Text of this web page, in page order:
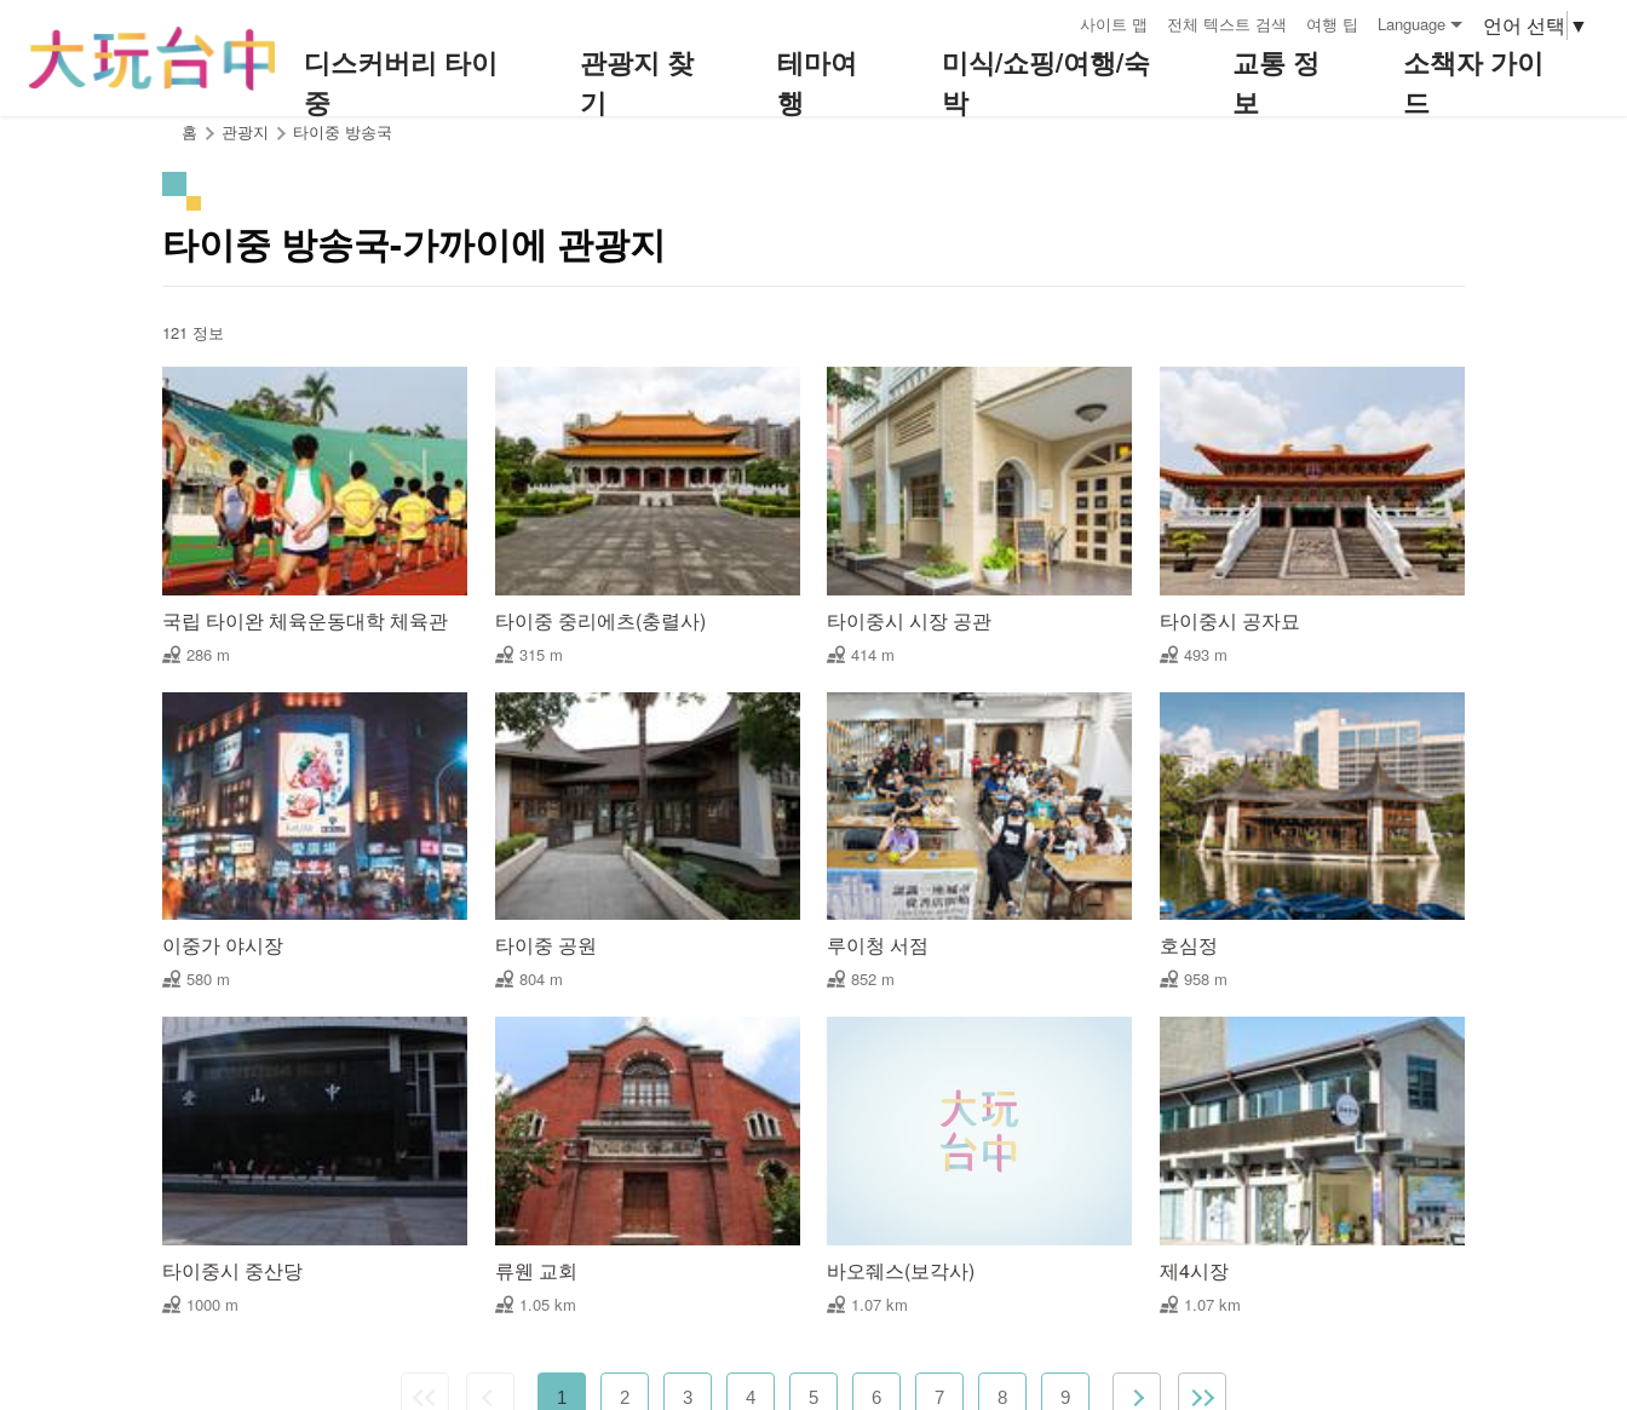
사이트 맵 전체 텍스트 검색 여행 팁 Language 언어 선택 ▼
디스커버리 타이
중
관광지 찾
기
테마여
행
미식/쇼핑/여행/숙
박
교통 정
보
소책자 가이
드
홈 관광지 타이중 방송국
타이중 방송국-가까이에 관광지
121 정보
국립 타이완 체육운동대학 체육관
286 m
타이중 중리에츠(충렬사)
315 m
타이중시 시장 공관
414 m
타이중시 공자묘
493 m
이중가 야시장
580 m
타이중 공원
804 m
루이청 서점
852 m
호심정
958 m
타이중시 중산당
1000 m
류웬 교회
1.05 km
바오줴스(보각사)
1.07 km
제4시장
1.07 km
1 2 3 4 5 6 7 8 9